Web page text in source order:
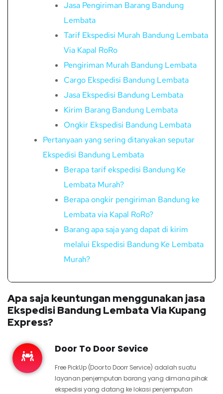
Jasa Pengiriman Barang Bandung
Lembata
Tarif Ekspedisi Murah Bandung Lembata
Via Kapal RoRo
Pengiriman Murah Bandung Lembata
Cargo Ekspedisi Bandung Lembata
Jasa Ekspedisi Bandung Lembata
Kirim Barang Bandung Lembata
Ongkir Ekspedisi Bandung Lembata
Pertanyaan yang sering ditanyakan seputar
Ekspedisi Bandung Lembata
Berapa tarif ekspedisi Bandung Ke
Lembata Murah?
Berapa ongkir pengiriman Bandung ke
Lembata via Kapal RoRo?
Barang apa saja yang dapat di kirim
melalui Ekspedisi Bandung Ke Lembata
Murah?
Apa saja keuntungan menggunakan jasa
Ekspedisi Bandung Lembata Via Kupang
Express?
Door To Door Sevice
Free PickUp (Door to Doorr Service) adalah suatu
layanan penjemputan barang yang dimana pihak
ekspedisi yang datang ke lokasi penjemputan